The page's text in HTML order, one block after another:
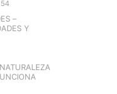
54
–
Y